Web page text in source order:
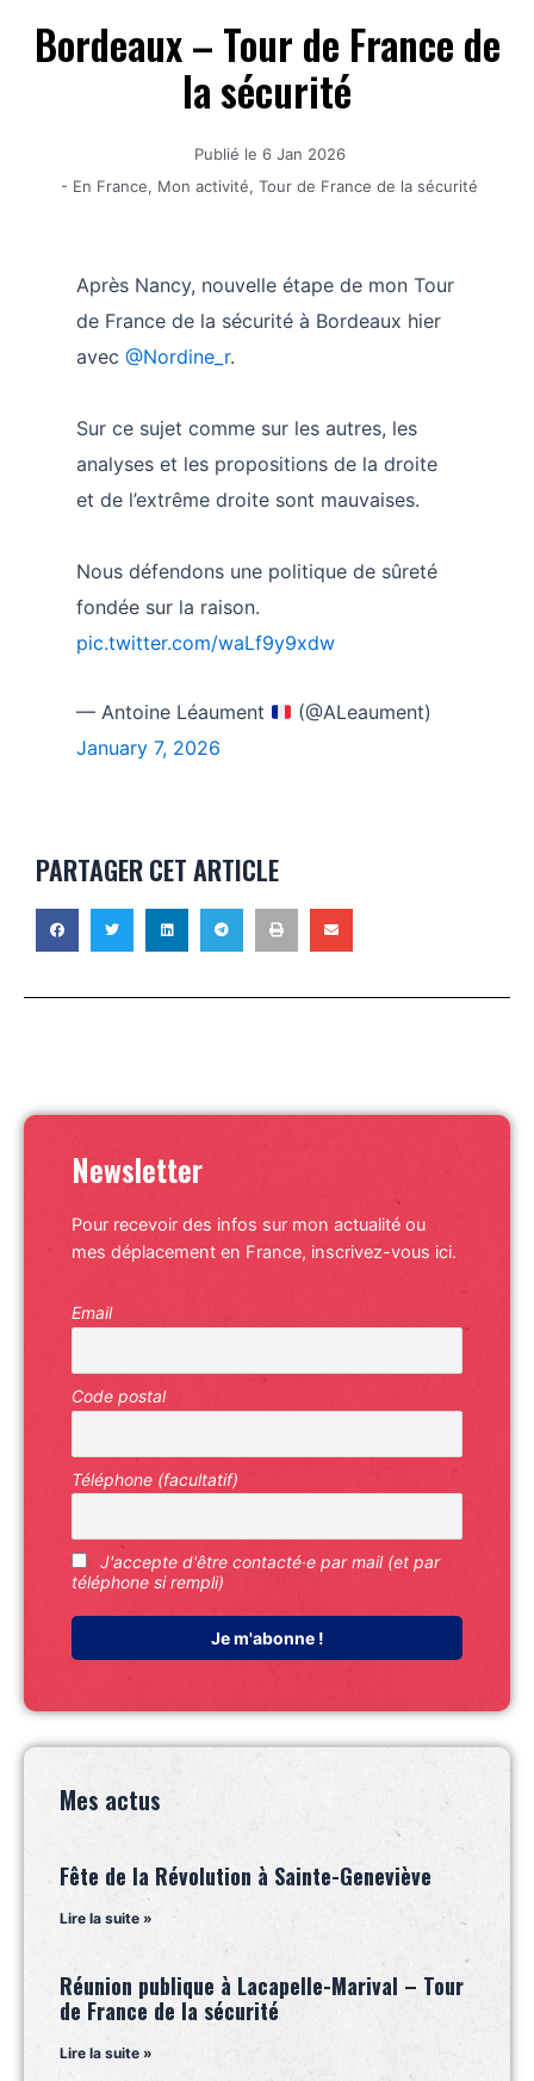
Bordeaux – Tour de France de
la sécurité
Publié le 6 Jan 2026
- En France, Mon activité, Tour de France de la sécurité
Après Nancy, nouvelle étape de mon Tour
de France de la sécurité à Bordeaux hier
avec@Nordine_r.
Sur ce sujet comme sur les autres, les
analyses et les propositions de la droite
et de l’extrême droite sont mauvaises.
Nous défendons une politique de sûreté
fondée sur la raison.
pic.twitter.com/waLf9y9xdw
— Antoine Léaument
(@ALeaument)
January 7, 2026
PARTAGER CET ARTICLE
Newsletter
Pour recevoir des infos sur mon actualité ou
mes déplacement en France, inscrivez-vous ici.
Email
Code postal
Téléphone (facultatif)
J'accepte d'être contacté·e par mail (et par
téléphone si rempli)
Mes actus
Fête de la Révolution à Sainte-Geneviève
Lire la suite »
Réunion publique à Lacapelle-Marival – Tour
de France de la sécurité
Lire la suite »